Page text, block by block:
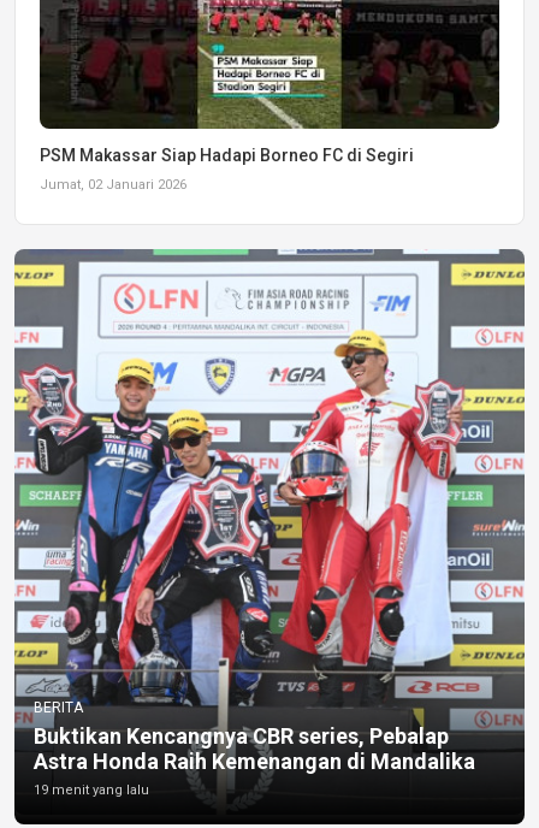
PSM Makassar Siap Hadapi Borneo FC di Segiri
Jumat, 02 Januari 2026
BERITA
Buktikan Kencangnya CBR series, Pebalap
Astra Honda Raih Kemenangan di Mandalika
19 menit yang lalu